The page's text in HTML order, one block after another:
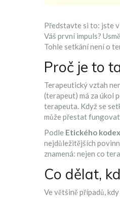
Představte si to: jste
Váš první impuls?
Tohle setkání není o
Proč je to
Terapeutický vztah
(terapeut) má za úkol
terapeuta. Když se
může přestat
Podle Etického
nejdůležitějších
znamená: nejen co
Co dělat,
Ve většině případů,